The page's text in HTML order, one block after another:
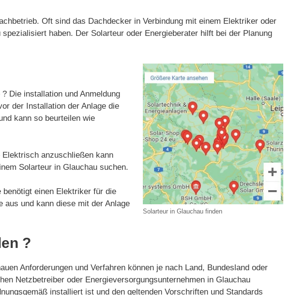
Oft sind das Dachdecker in Verbindung mit einem Elektriker oder
haben. Der Solarteur oder Energieberater hilft bei der Planung
Solarteur in Glauchau finden
Die installation und Anmeldung
der Installation der Anlage die
kann so beurteilen wie
anzuschließen kann
Solarteur in Glauchau suchen.
benötigt einen Elektriker für die
aus und kann diese mit der Anlage
?
Anforderungen und Verfahren können je nach Land, Bundesland oder
Netzbetreiber oder Energieversorgungsunternehmen in Glauchau
installiert ist und den geltenden Vorschriften und Standards